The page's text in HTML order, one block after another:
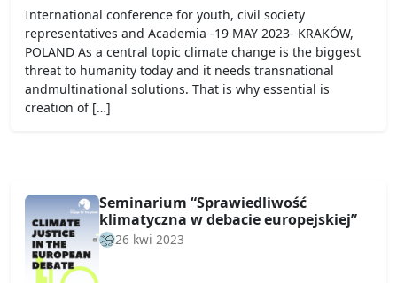
International conference for youth, civil society
representatives and Academia -19 MAY 2023- KRAKÓW,
POLAND As a central topic climate change is the biggest
threat to humanity today and it needs transnational
andmultinational solutions. That is why essential is
creation of […]
Seminarium “Sprawiedliwość
klimatyczna w debacie europejskiej”
26 kwi 2023